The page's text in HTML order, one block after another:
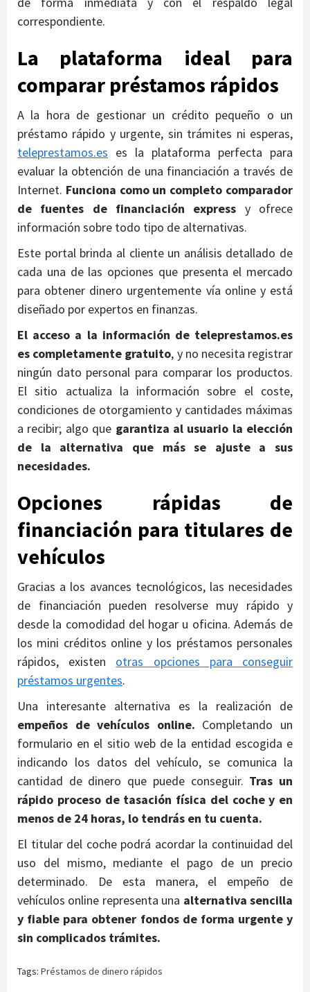
correspondiente.
La plataforma ideal para
comparar préstamos rápidos
A la hora de gestionar un crédito pequeño o un
préstamo rápido y urgente, sin trámites ni esperas,
teleprestamos.es es la plataforma perfecta para
evaluar la obtención de una financiación a través de
Internet. Funciona como un completo comparador
de fuentes de financiación express y ofrece
información sobre todo tipo de alternativas.
Este portal brinda al cliente un análisis detallado de
cada una de las opciones que presenta el mercado
para obtener dinero urgentemente vía online y está
diseñado por expertos en finanzas.
El acceso a la información de teleprestamos.es
es completamente gratuito, y no necesita registrar
ningún dato personal para comparar los productos.
El sitio actualiza la información sobre el coste,
condiciones de otorgamiento y cantidades máximas
a recibir; algo que garantiza al usuario la elección
de la alternativa que más se ajuste a sus
necesidades.
Opciones rápidas de
financiación para titulares de
vehículos
Gracias a los avances tecnológicos, las necesidades
de financiación pueden resolverse muy rápido y
desde la comodidad del hogar u oficina. Además de
los mini créditos online y los préstamos personales
rápidos, existen otras opciones para conseguir
préstamos urgentes.
Una interesante alternativa es la realización de
empeños de vehículos online. Completando un
formulario en el sitio web de la entidad escogida e
indicando los datos del vehículo, se comunica la
cantidad de dinero que puede conseguir. Tras un
rápido proceso de tasación física del coche y en
menos de 24 horas, lo tendrás en tu cuenta.
El titular del coche podrá acordar la continuidad del
uso del mismo, mediante el pago de un precio
determinado. De esta manera, el empeño de
vehículos online representa una alternativa sencilla
y fiable para obtener fondos de forma urgente y
sin complicados trámites.
Tags: Préstamos de dinero rápidos